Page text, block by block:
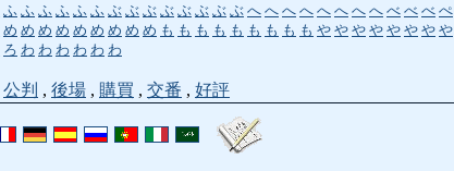
ふ ふ ふ ふ ふ ふ ぶ ぶ ぶ ぶ ぶ ぶ ぶ ぶ へ へ へ へ へ へ へ へ べ べ べ ぺ
め め め め め め め め め も も も も も も も も も や や や や や や や や
ろ わ わ わ わ わ わ
公判 , 後場 , 購買 , 交番 , 好評